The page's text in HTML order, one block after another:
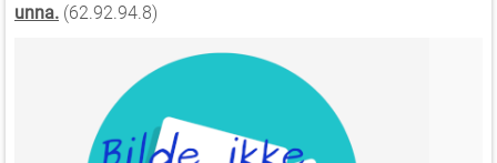
unna. (62.92.94.8)